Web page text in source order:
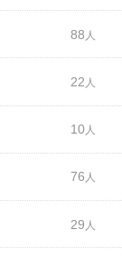
88
22
10
76
29